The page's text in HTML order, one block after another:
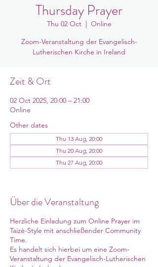
Thursday Prayer
Thu 02 Oct
  |
Online
Zoom-Veranstaltung der Evangelisch-
Lutherischen Kirche in Ireland
Zeit & Ort
02 Oct 2025, 20:00 – 21:00
Online
Other dates
Thu 13 Aug, 20:00
Thu 20 Aug, 20:00
Thu 27 Aug, 20:00
Über die Veranstaltung
Herzliche Einladung zum Online Prayer im
Taizé-Style mit anschließender Community
Time.
Es handelt sich hierbei um eine Zoom-
Veranstaltung der Evangelisch-Lutherischen